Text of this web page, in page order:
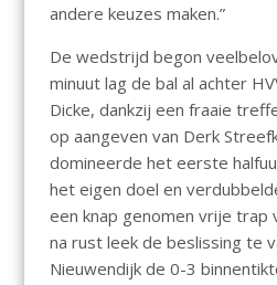
andere keuzes maken.”
De wedstrijd begon
minuut lag de bal al achter
Dicke, dankzij een fraaie
op aangeven van Derk
domineerde het eerste
het eigen doel en
een knap genomen vrije trap
na rust leek de beslissing te
Nieuwendijk de 0-3